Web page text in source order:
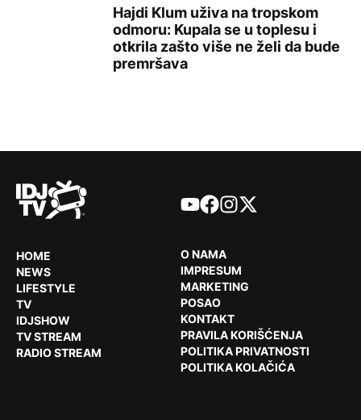
Hajdi Klum uživa na tropskom odmoru: Kupala se u
Hajdi Klum uživa na tropskom
odmoru: Kupala se u toplesu i
otkrila zašto više ne želi da bude
premršava
HOME
NEWS
LIFESTYLE
TV
IDJSHOW
TV STREAM
RADIO STREAM
YouTube
Facebook
Instagram
X
O NAMA
IMPRESUM
MARKETING
POSAO
KONTAKT
PRAVILA KORIŠĆENJA
POLITIKA PRIVATNOSTI
POLITIKA KOLAČIĆA